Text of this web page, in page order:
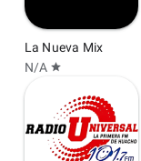
La Nueva Mix
N/A star